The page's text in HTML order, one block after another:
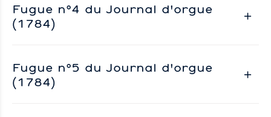
Fugue n°4 du Journal d'orgue
(1784)
Fugue n°5 du Journal d'orgue
(1784)